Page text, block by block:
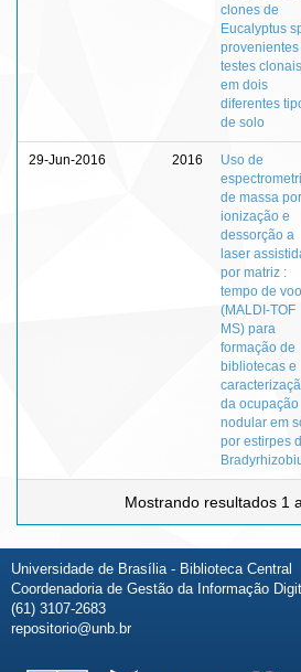
clones de
Eucalyptus
provenientes
testes clonais
em dois
diferentes
de solo
29-Jun-2016 2016
Uso de
de massa por
ionização e
dessorção a
laser
por matriz :
tempo de voo
(MALDI-TOF
MS) para
formação de
bibliotecas e
da ocupação
nodular em
por estirpes
Mostrando resultados 1
Universidade de Brasília - Biblioteca Central
Coordenadoria de Gestão da Informação
(61) 3107-2683
repositorio@unb.br